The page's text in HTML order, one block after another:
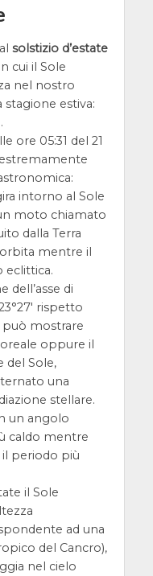
solstizio d’estate
cui il Sole
nel nostro
estiva:
ore 05:31 del 21
intorno al Sole
moto chiamato
dalla Terra
mentre il
eclittica.
dell’asse di
rispetto
può mostrare
oppure il
del Sole,
una
stellare.
un angolo
caldo mentre
il periodo più
il Sole
ad una
del Cancro),
nel cielo